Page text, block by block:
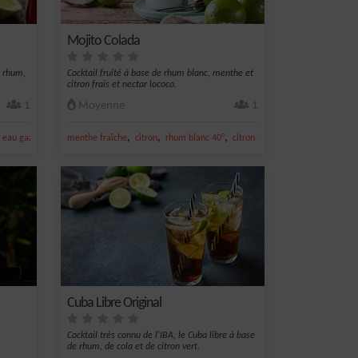
rhum,
1
eau gazeuse sirop de canne
Mojito Colada
Cocktail fruité à base de rhum blanc, menthe et
citron frais et nectar lococo.
Moyenne 1
menthe fraîche, citron, rhum blanc 40°, citron vert frais
Cuba Libre Original
Cocktail très connu de l'IBA, le Cuba libre à base
de rhum, de cola et de citron vert.